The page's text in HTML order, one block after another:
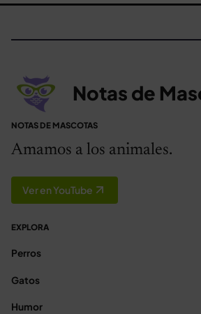
Notas de
NOTAS DE MASCOTAS
Amamos a los animales.
Ver en YouTube
EXPLORA
Perros
Gatos
Humor